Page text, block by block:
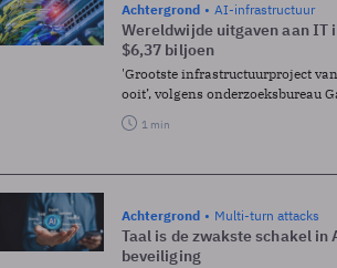
Achtergrond AI-infrastructuur
Wereldwijde uitgaven aan IT
$6,37 biljoen
'Grootste infrastructuurproject
ooit’, volgens onderzoeksbureau
1 min
Achtergrond Multi-turn attacks
Taal is de zwakste schakel in
beveiliging